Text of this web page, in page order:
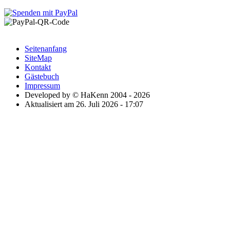
Seitenanfang
SiteMap
Kontakt
Gästebuch
Impressum
Developed by © HaKenn 2004 - 2026
Aktualisiert am 26. Juli 2026 - 17:07